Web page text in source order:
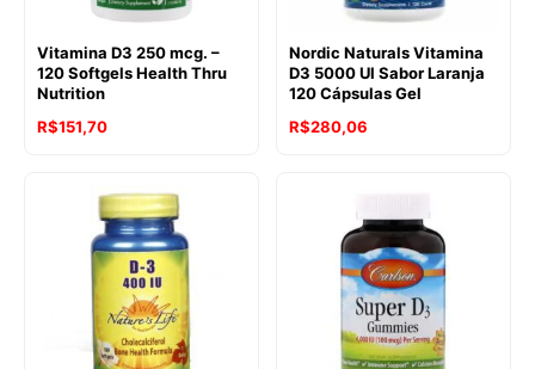
Vitamina D3 250 mcg. –
120 Softgels Health Thru
Nutrition
R$151,70
Nordic Naturals Vitamina
D3 5000 UI Sabor Laranja
120 Cápsulas Gel
R$280,06